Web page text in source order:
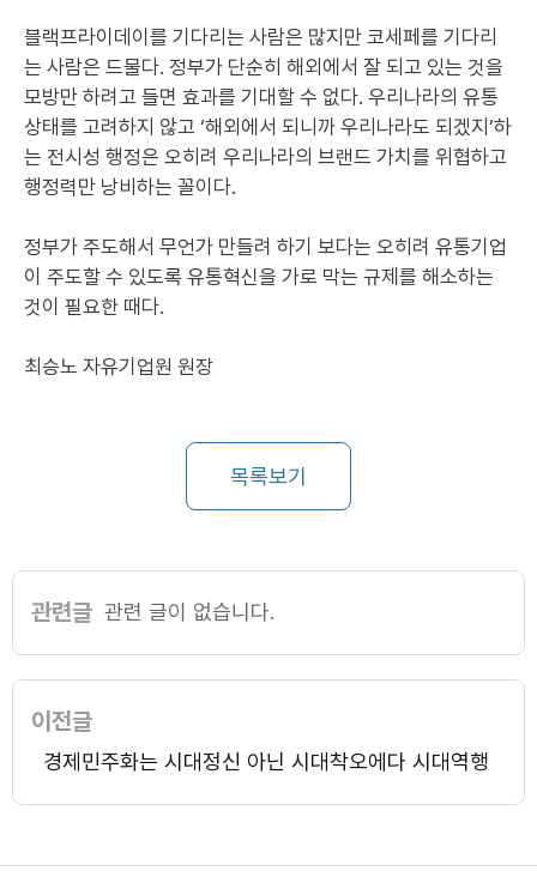
블랙프라이데이를 기다리는 사람은 많지만 코세페를 기다리
는 사람은 드물다. 정부가 단순히 해외에서 잘 되고 있는 것을
모방만 하려고 들면 효과를 기대할 수 없다. 우리나라의 유통
상태를 고려하지 않고 ‘해외에서 되니까 우리나라도 되겠지’하
는 전시성 행정은 오히려 우리나라의 브랜드 가치를 위협하고
행정력만 낭비하는 꼴이다.
정부가 주도해서 무언가 만들려 하기 보다는 오히려 유통기업
이 주도할 수 있도록 유통혁신을 가로 막는 규제를 해소하는
것이 필요한 때다.
최승노 자유기업원 원장
목록보기
관련글 관련 글이 없습니다.
이전글
경제민주화는 시대정신 아닌 시대착오에다 시대역행